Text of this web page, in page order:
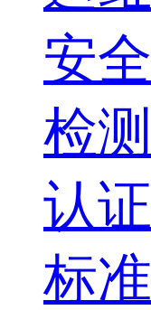
安全
检测
认证
标准